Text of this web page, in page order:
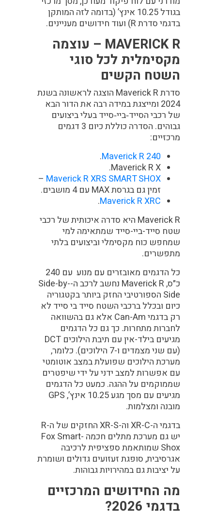
בגודל 10.25 אינץ’ (בדומה לזה המותקן
בדגמי סדרת R) ועוד חידושים מעניינים.
MAVERICK R – עוצמה
מקסימלית לכל סוגי
השטח הקשים
סדרת Maverick R הוצגה לראשונה בשנת
2024 ומייצגת במידה רבה את הדור הבא
של רכבי הסייד‑ביי‑סייד בעלי ביצועים
גבוהים. הסדרה כוללת כיום 3 דגמים
מרכזיים:
Maverick R 240
.
Maverick R X.
Maverick R XRS SMART SHOX
–
זמין גם בגרסת MAX עם 4 מושבים.
Maverick R XRC
.
Maverick R היא סדרה איכותית של רכבי
שטח סייד-ביי-סייד שמתאימה למי
שמחפש כוח מקסימלי וביצועים בלתי
מתפשרים.
כל הדגמים מאובזרים עם מנוע עם 240
כ״ס, Maverick R נחשב לרכב ה-Side-by-
Side הספורטיבי החזק ביותר בקטגוריה
כיום ובכלל ברכבי השטח סייד בי סייד לא
רק בדגמי Can-Am אלא גם בהשוואה
לחברות מתחרות. כך גם כל הדגמים
מגיעים בילד-אין עם תיבת הילוכים DCT
(עם שני מצמדים ו-7 הילוכים). כלומר,
מערכת הילוכים שפועלת במצב אוטומטי
עם אפשרות למצב ידני על ידי שיפטרים
שממוקמים על ההגה. כמעט כל הדגמים
מגיעים עם מסך מגע 10.25 אינץ’, GPS
מובנה ומצלמות.
בדגמי ה-XR-C וה-XR-S החזקים של ה-R
יש גם מערכת מתלים חכמה Fox Smart-
Shox שמותאמת ספציפית לרכיבה
אגרסיבית, סופגת זעזועים גדולים ושומרת
על יציבות גם במהירויות גבוהות.
מה החידושים המרכזיים
בדגמי 2026?